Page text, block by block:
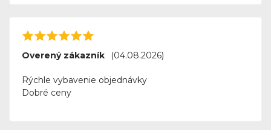
Overený zákazník (04.08.2026)
Rýchle vybavenie objednávky
Dobré ceny